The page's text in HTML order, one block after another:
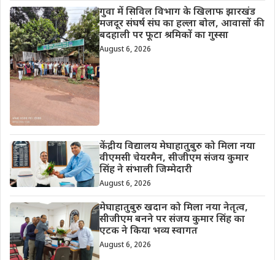
गुवा में सिविल विभाग के खिलाफ झारखंड
मजदूर संघर्ष संघ का हल्ला बोल, आवासों की
बदहाली पर फूटा श्रमिकों का गुस्सा
August 6, 2026
केंद्रीय विद्यालय मेघाहातुबुरु को मिला नया
वीएमसी चेयरमैन, सीजीएम संजय कुमार
सिंह ने संभाली जिम्मेदारी
August 6, 2026
मेघाहातुबुरु खदान को मिला नया नेतृत्व,
सीजीएम बनने पर संजय कुमार सिंह का
एटक ने किया भव्य स्वागत
August 6, 2026